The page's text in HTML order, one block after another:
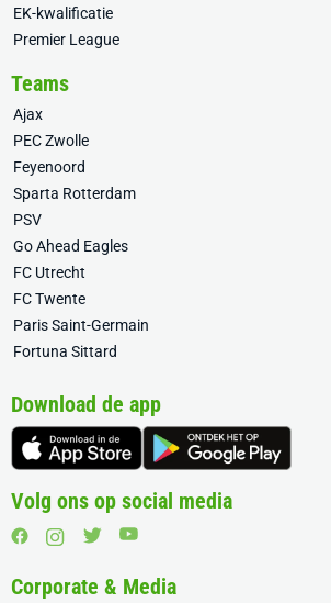
EK-kwalificatie
Premier League
Teams
Ajax
PEC Zwolle
Feyenoord
Sparta Rotterdam
PSV
Go Ahead Eagles
FC Utrecht
FC Twente
Paris Saint-Germain
Fortuna Sittard
Download de app
Volg ons op social media
Corporate & Media